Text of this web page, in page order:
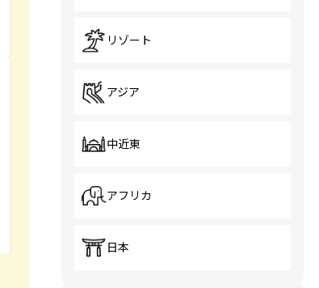
リゾート
アジア
中近東
アフリカ
日本